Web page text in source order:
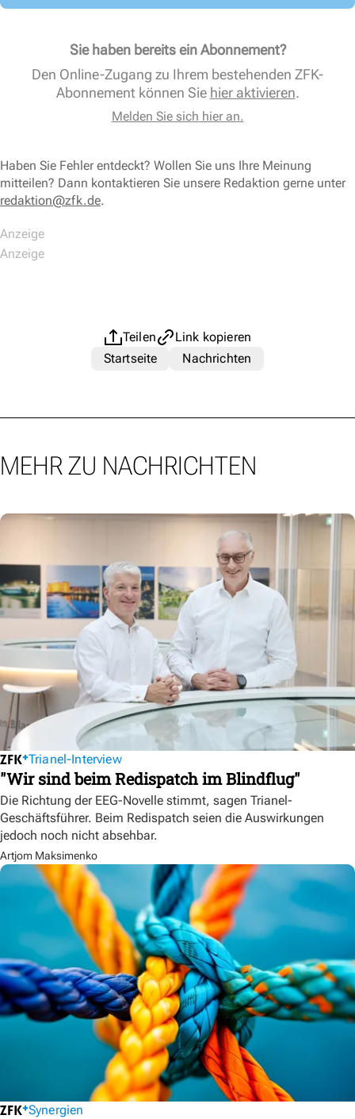
Sie haben bereits ein Abonnement?
Den Online-Zugang zu Ihrem bestehenden ZFK-
Abonnement können Sie hier aktivieren.
Melden Sie sich hier an.
Haben Sie Fehler entdeckt? Wollen Sie uns Ihre Meinung
mitteilen? Dann kontaktieren Sie unsere Redaktion gerne unter
redaktion@zfk.de.
Teilen
Link kopieren
Startseite
Nachrichten
MEHR ZU NACHRICHTEN
Trianel-Interview
"Wir sind beim Redispatch im Blindflug"
Die Richtung der EEG-Novelle stimmt, sagen Trianel-
Geschäftsführer. Beim Redispatch seien die Auswirkungen
jedoch noch nicht absehbar.
Artjom Maksimenko
Synergien